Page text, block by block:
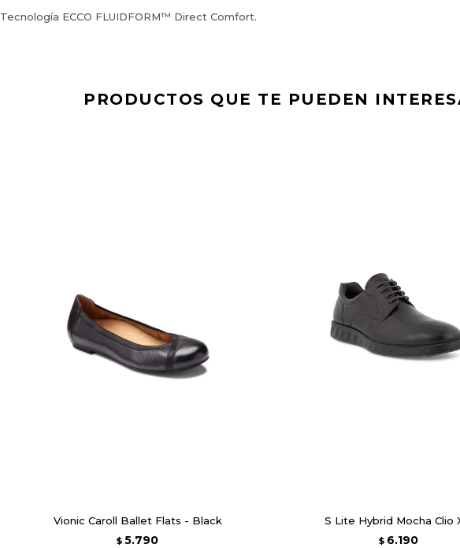
Tecnología ECCO FLUIDFORM™ Direct Comfort.
PRODUCTOS QUE TE PUEDEN
Vionic Caroll Ballet Flats - Black
$ 5.790
S Lite Hybrid Mocha Clio
$ 6.190